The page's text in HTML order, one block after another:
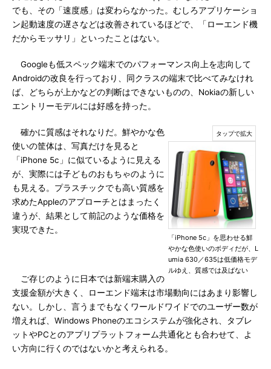
でも、その「速度感」は変わらなかった。むしろアプリケーショ
ン起動速度の遅さなどは改善されているほどで、「ローエンド機
だからモッサリ」といったことはない。
Googleも低スペック端末でのパフォーマンス向上を志向して
Androidの改良を行っており、同クラスの端末で比べてみなけれ
ば、どちらが上かなどの判断はできないものの、Nokiaの新しい
エントリーモデルには好感を持った。
「iPhone 5c」を思わせる鮮
やかな色使いのボディだが、L
umia 630／635は低価格モデ
ルゆえ、質感では及ばない
確かに質感はそれなりだ。鮮やかな色
使いの筐体は、写真だけを見ると
「iPhone 5c」に似ているように見える
が、実際には子どものおもちゃのように
も見える。プラスチックでも高い質感を
求めたAppleのアプローチとはまったく
違うが、結果として前記のような価格を
実現できた。
ご存じのように日本では新端末購入の
支援金額が大きく、ローエンド端末は市場動向にはあまり影響し
ない。しかし、言うまでもなくワールドワイドでのユーザー数が
増えれば、Windows Phoneのエコシステムが強化され、タブレ
ットやPCとのアプリプラットフォーム共通化とも合わせて、よ
い方向に行くのではないかと考えられる。